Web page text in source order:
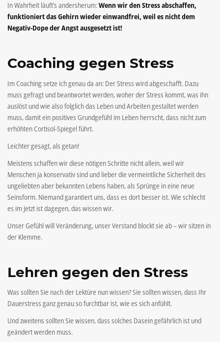
In Wahrheit läuft’s andersherum:Wenn wir den Stress abschaffen,
funktioniert das Gehirn wieder einwandfrei, weil es nicht dem
Negativ-Dope der Angst ausgesetzt ist!
Coaching gegen Stress
Im Coaching setze ich genau da an: Der Stress wird abgeschafft. Dazu
muss gefragt und beantwortet werden, woher der Stress kommt, was ihn
auslöst und wie also folglich das Leben und Arbeiten gestaltet werden
muss, damit ein positives Grundgefühl im Leben herrscht, dass nicht zum
erhöhten Cortisol-Spiegel führt.
Leichter gesagt, als getan!
Meistens schaffen wir diese nötigen Schritte nicht allein, weil wir
Menschen ja konservativ sind und lieber die vermeintliche Sicherheit des
ungeliebten aber bekannten Lebens haben, als Sprünge in eine neue
Seinsform. Niemand garantiert uns, dass es dort besser ist. Wie schlecht
es im Jetzt ist dagegen, das wissen wir.
Unser Gefühl will Veränderung, unser Verstand blockt sie ab – wir sitzen in
der Klemme.
Lehren gegen den Stress
Was sollten Sie nach der Lektüre nun wissen? Sie sollten wissen, dass Ihr
Dauerstress ganz genau so furchtbar ist, wie es sich anfühlt.
Und zweitens sollten Sie wissen, dass solches Dasein gefährlich ist und
geändert werden muss.